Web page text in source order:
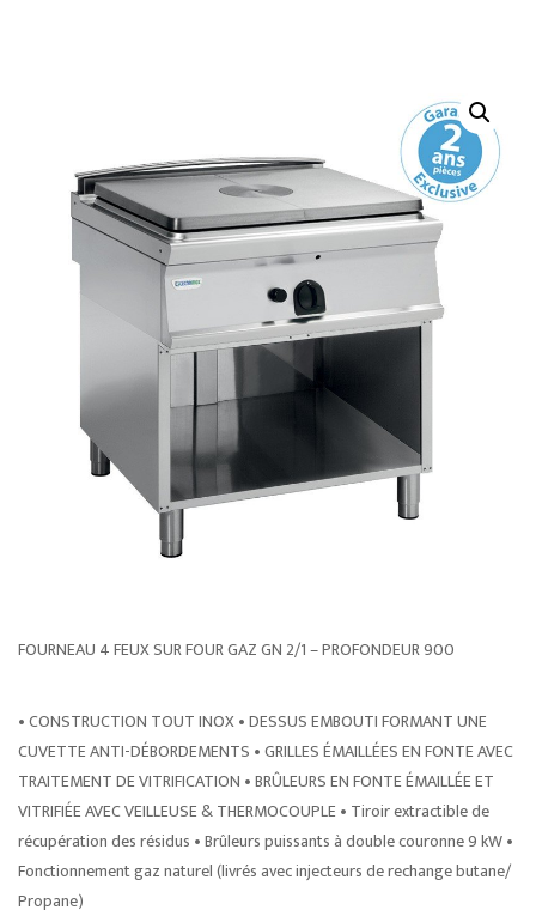
FOURNEAU 4 FEUX SUR FOUR GAZ GN 2/1 – PROFONDEUR 900
• CONSTRUCTION TOUT INOX • DESSUS EMBOUTI FORMANT UNE
CUVETTE ANTI-DÉBORDEMENTS • GRILLES ÉMAILLÉES EN FONTE AVEC
TRAITEMENT DE VITRIFICATION • BRÛLEURS EN FONTE ÉMAILLÉE ET
VITRIFIÉE AVEC VEILLEUSE & THERMOCOUPLE • Tiroir extractible de
récupération des résidus • Brûleurs puissants à double couronne 9 kW •
Fonctionnement gaz naturel (livrés avec injecteurs de rechange butane/
Propane)